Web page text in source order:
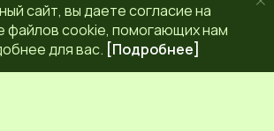
сайт, вы даете согласие на
файлов cookie, помогающих нам
для вас. [Подробнее]